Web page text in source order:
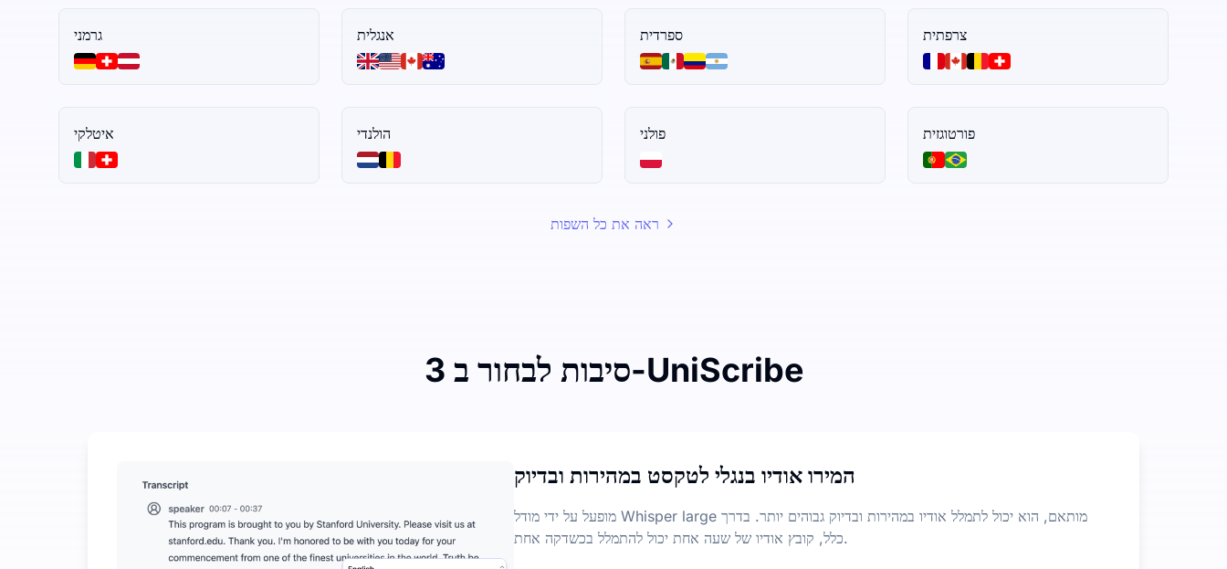
גרמני אנגלית ספרדית צרפתית
איטלקי הולנדי פולני פורטוגזית
ראה את כל השפות
3 סיבות לבחור ב-UniScribe
תכונות AI נוספות זמינות מעבר להמרת אודיו לטקסט המירו אודיו בנגלי לטקסט במהירות ובדיוק
מופעל על ידי מודל Whisper large מותאם, הוא יכול לתמלל אודיו במהירות ובדיוק גבוהים יותר. בדרך
כלל, קובץ אודיו של שעה אחת יכול להתמלל בכשדקה אחת.